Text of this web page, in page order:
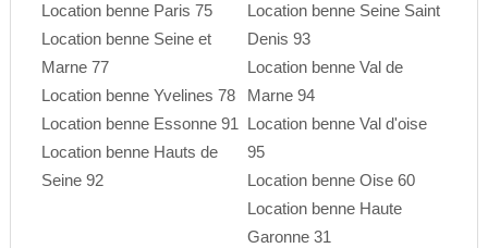
Location benne Paris 75
Location benne Seine et
Marne 77
Location benne Yvelines 78
Location benne Essonne 91
Location benne Hauts de
Seine 92
Location benne Seine Saint
Denis 93
Location benne Val de
Marne 94
Location benne Val d'oise
95
Location benne Oise 60
Location benne Haute
Garonne 31